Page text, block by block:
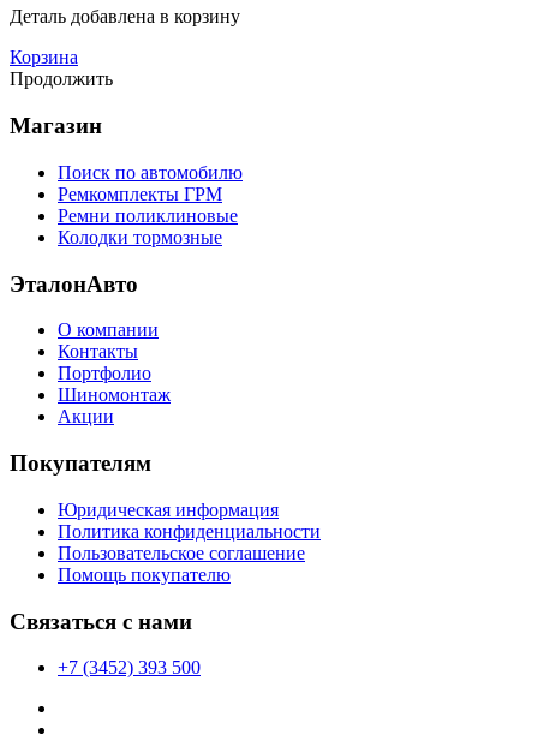
Деталь добавлена в корзину
Корзина
Продолжить
Магазин
Поиск по автомобилю
Ремкомплекты ГРМ
Ремни поликлиновые
Колодки тормозные
ЭталонАвто
О компании
Контакты
Портфолио
Шиномонтаж
Акции
Покупателям
Юридическая информация
Политика конфиденциальности
Пользовательское соглашение
Помощь покупателю
Связаться с нами
+7 (3452) 393 500